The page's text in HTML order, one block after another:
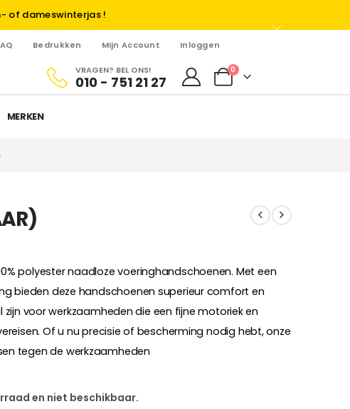
of dameswinterjas !
Bedrukken Mijn Account Inloggen
VRAGEN? BEL ONS!
010 - 751 21 27
0
MERKEN
polyester naadloze voeringhandschoenen. Met een
bieden deze handschoenen superieur comfort en
voor werkzaamheden die een fijne motoriek en
Of u nu precisie of bescherming nodig hebt, onze
tegen de werkzaamheden
en niet beschikbaar.